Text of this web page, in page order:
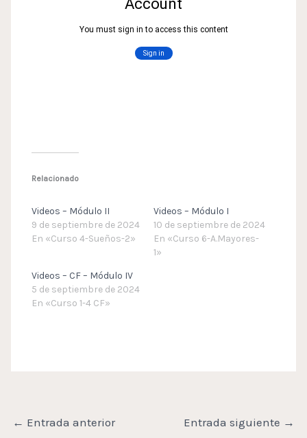
Relacionado
Videos – Módulo II
9 de septiembre de 2024
En «Curso 4-Sueños-2»
Videos – Módulo I
10 de septiembre de 2024
En «Curso 6-A.Mayores-
1»
Videos – CF – Módulo IV
5 de septiembre de 2024
En «Curso 1-4 CF»
← Entrada anterior Entrada siguiente →